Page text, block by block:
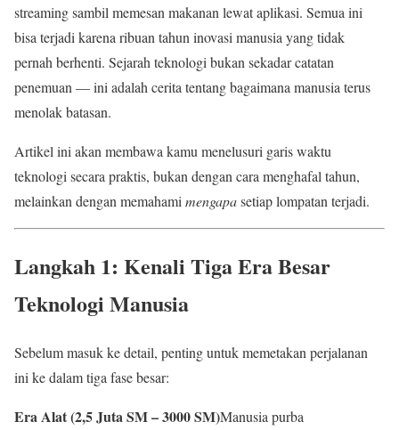
streaming sambil memesan makanan lewat aplikasi. Semua ini
bisa terjadi karena ribuan tahun inovasi manusia yang tidak
pernah berhenti. Sejarah teknologi bukan sekadar catatan
penemuan — ini adalah cerita tentang bagaimana manusia terus
menolak batasan.
Artikel ini akan membawa kamu menelusuri garis waktu
teknologi secara praktis, bukan dengan cara menghafal tahun,
melainkan dengan memahami mengapasetiap lompatan terjadi.
Langkah 1: Kenali Tiga Era Besar
Teknologi Manusia
Sebelum masuk ke detail, penting untuk memetakan perjalanan
ini ke dalam tiga fase besar:
Era Alat (2,5 Juta SM – 3000 SM)Manusia purba